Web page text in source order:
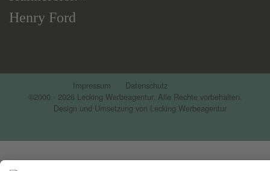
Henry Ford
Impressum
Datenschutz
©2000 - 2026 Lecking Werbeagentur. Alle Rechte vorbehalten.
Design und Umsetzung von Lecking Werbeagentur